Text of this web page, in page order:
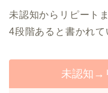
未認知からリピート
4段階あると書かれて
未認知→